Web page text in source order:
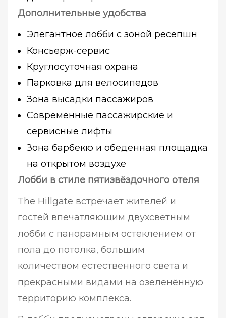
Дополнительные удобства
Элегантное лобби с зоной ресепшн
Консьерж-сервис
Круглосуточная охрана
Парковка для велосипедов
Зона высадки пассажиров
Современные пассажирские и
сервисные лифты
Зона барбекю и обеденная площадка
на открытом воздухе
Лобби в стиле пятизвёздочного отеля
The Hillgate встречает жителей и
гостей впечатляющим двухсветным
лобби с панорамным остеклением от
пола до потолка, большим
количеством естественного света и
прекрасными видами на озеленённую
территорию комплекса.